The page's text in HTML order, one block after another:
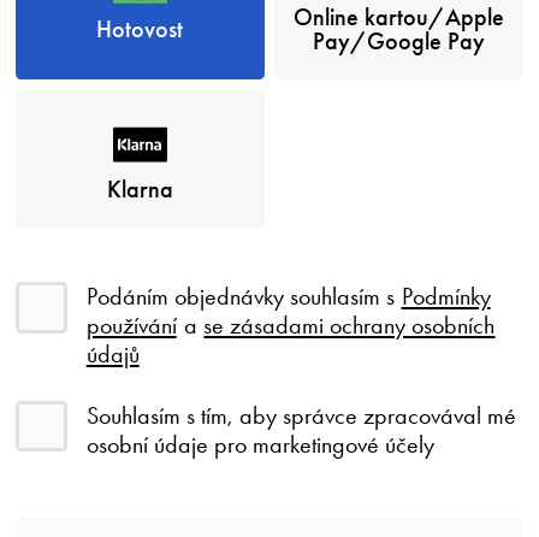
Hotovost
Online kartou/Apple
Pay/Google Pay
Klarna
Podáním objednávky souhlasím s Podmínky
používánía se zásadami ochrany osobních
údajů
Souhlasím s tím, aby správce zpracovával mé
osobní údaje pro marketingové účely